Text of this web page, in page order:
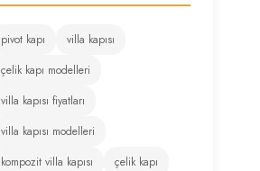
pivot kapı
villa kapısı
çelik kapı modelleri
villa kapısı fiyatları
villa kapısı modelleri
kompozit villa kapısı
çelik kapı